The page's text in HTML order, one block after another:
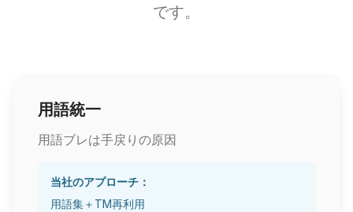
です。
用語統一
用語ブレは手戻りの原因
当社のアプローチ：
用語集＋TM再利用